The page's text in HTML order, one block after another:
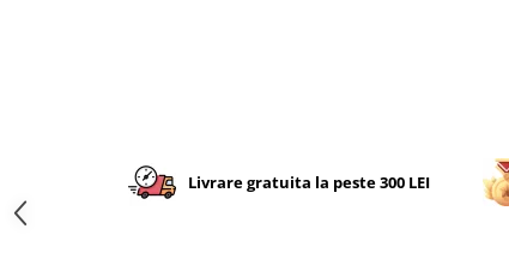
Livrare gratuita la peste 300 LEI